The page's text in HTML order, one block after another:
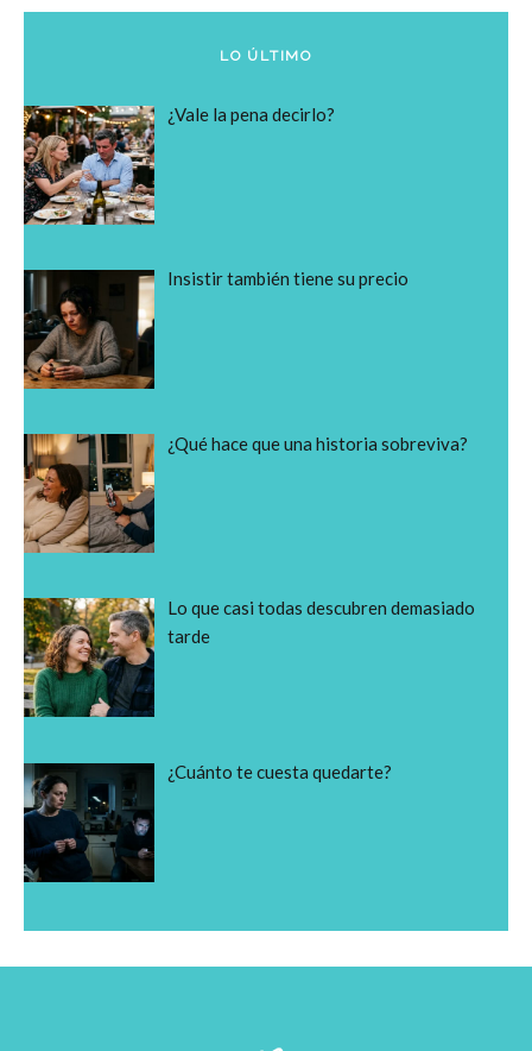
LO ÚLTIMO
¿Vale la pena decirlo?
Insistir también tiene su precio
¿Qué hace que una historia sobreviva?
Lo que casi todas descubren demasiado
tarde
¿Cuánto te cuesta quedarte?